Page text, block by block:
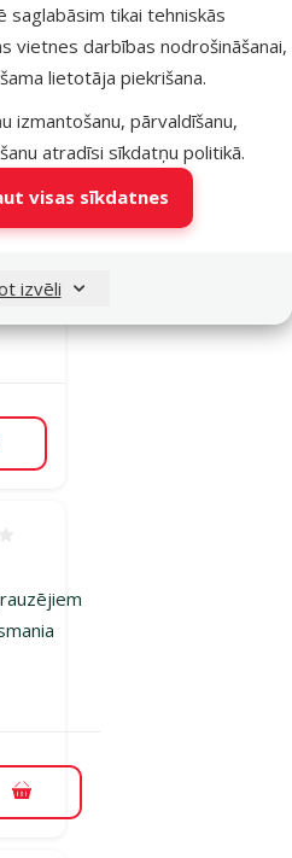
tikai tehniskās
vietnes darbības nodrošināšanai,
lietotāja piekrišana.
izmantošanu, pārvaldīšanu,
atradīsi sīkdatņu politikā.
visas sīkdatnes
izvēli
grozam
-
115
0%
grozam
Pievienot grozam